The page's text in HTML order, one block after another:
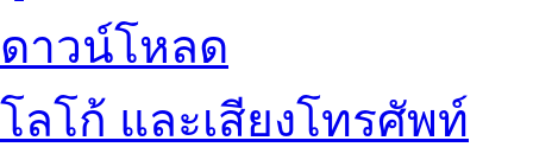
ดาวน์โหลด
โลโก้ และเสียงโทรศัพท์